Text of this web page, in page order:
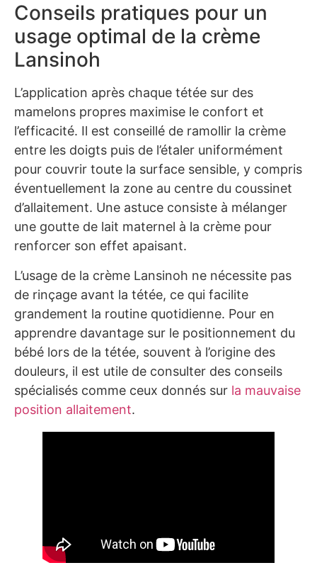
Conseils pratiques pour un
usage optimal de la crème
Lansinoh
L’application après chaque tétée sur des
mamelons propres maximise le confort et
l’efficacité. Il est conseillé de ramollir la crème
entre les doigts puis de l’étaler uniformément
pour couvrir toute la surface sensible, y compris
éventuellement la zone au centre du coussinet
d’allaitement. Une astuce consiste à mélanger
une goutte de lait maternel à la crème pour
renforcer son effet apaisant.
L’usage de la crème Lansinoh ne nécessite pas
de rinçage avant la tétée, ce qui facilite
grandement la routine quotidienne. Pour en
apprendre davantage sur le positionnement du
bébé lors de la tétée, souvent à l’origine des
douleurs, il est utile de consulter des conseils
spécialisés comme ceux donnés sur la mauvaise
position allaitement.